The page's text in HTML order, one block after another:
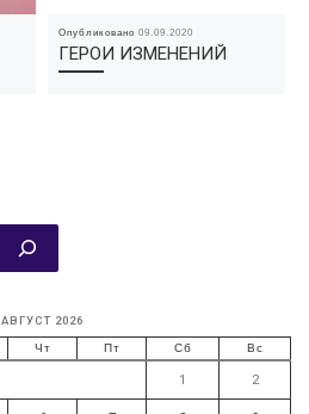
Опубликовано09.09.2020
ГЕРОИ ИЗМЕНЕНИЙ
АВГУСТ 2026
Чт Пт Сб Вс
1 2